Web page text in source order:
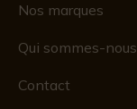
Nos marques
Qui sommes-nous
Contact